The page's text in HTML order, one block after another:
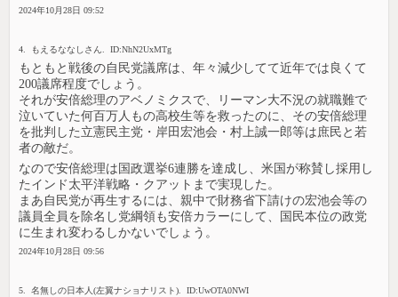
2024年10月28日 09:52
4. もえるななしさん. ID:NhN2UxMTg
もともと戦後の自民党議席は、年々減少してて近年では良くて
200議席程度でしょう。
それが安倍総理のアベノミクスで、リーマン大不況の就職難で
泣いていた何百万人もの高校生等を救ったのに、その安倍総理
を批判した立憲民主党・岸田宏池会・村上誠一郎等は庶民と若
者の敵だ。
なので安倍総理は国政選挙6連勝を達成し、米国が称賛し採用し
たインド太平洋戦略・クアットまで実現した。
まあ自民党が再生するには、親中で財務省下請けの宏池会等の
議員全員を除名し党綱領も安倍カラーにして、国民本位の政党
に生まれ変わるしかないでしょう。
2024年10月28日 09:56
5. 名無しの日本人(左翼ナショナリスト). ID:UwOTA0NWI